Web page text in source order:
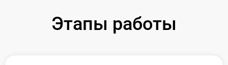
Этапы работы